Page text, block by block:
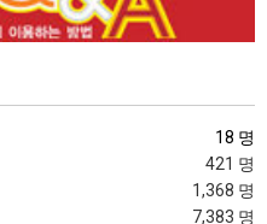
18 명
421 명
1,368 명
7,383 명